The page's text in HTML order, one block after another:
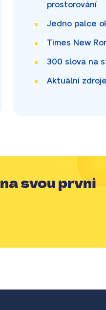
prostorování
Jedno palce
Times New
300 slova na
Aktuální zdroje
na svou první